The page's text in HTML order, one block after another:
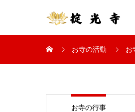
お寺の活動 お
お寺の行事